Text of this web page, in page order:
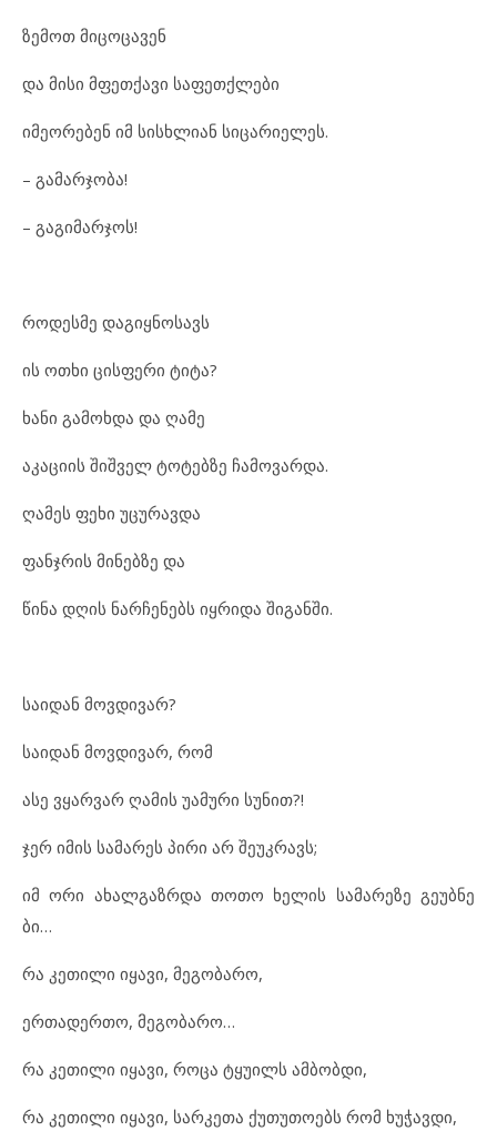
ზემოთ მიცოცავენ
და მისი მფეთქავი საფეთქლები
იმეორებენ იმ სისხლიან სიცარიელეს.
– გამარჯობა!
– გაგიმარჯოს!
როდესმე დაგიყნოსავს
ის ოთხი ცისფერი ტიტა?
ხანი გამოხდა და ღამე
აკაციის შიშველ ტოტებზე ჩამოვარდა.
ღამეს ფეხი უცურავდა
ფანჯრის მინებზე და
წინა დღის ნარჩენებს იყრიდა შიგანში.
საიდან მოვდივარ?
საიდან მოვდივარ, რომ
ასე ვყარვარ ღამის უამური სუნით?!
ჯერ იმის სამარეს პირი არ შეუკრავს;
იმ ორი ახალგაზრდა თოთო ხელის სამარეზე გეუბნე
ბი…
რა კეთილი იყავი, მეგობარო,
ერთადერთო, მეგობარო…
რა კეთილი იყავი, როცა ტყუილს ამბობდი,
რა კეთილი იყავი, სარკეთა ქუთუთოებს რომ ხუჭავდი,